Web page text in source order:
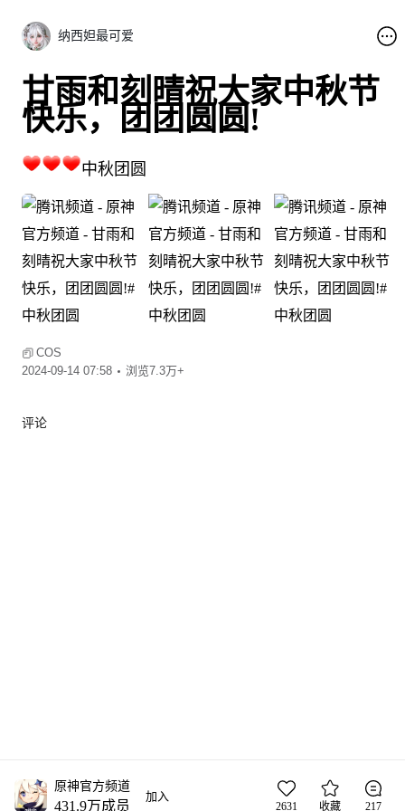
纳西妲最可爱
甘雨和刻晴祝大家中秋节
快乐，团团圆圆!
中秋团圆
COS
2024-09-14 07:58
浏览7.3万+
评论
原神官方频道
431.9万成员
加入
2631 收藏 217